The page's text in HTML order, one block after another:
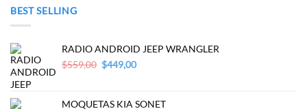
BEST SELLING
RADIO ANDROID JEEP WRANGLER
$559,00 Original
$559,00.
$449,00Current
$449,00.
MOQUETAS KIA SONET